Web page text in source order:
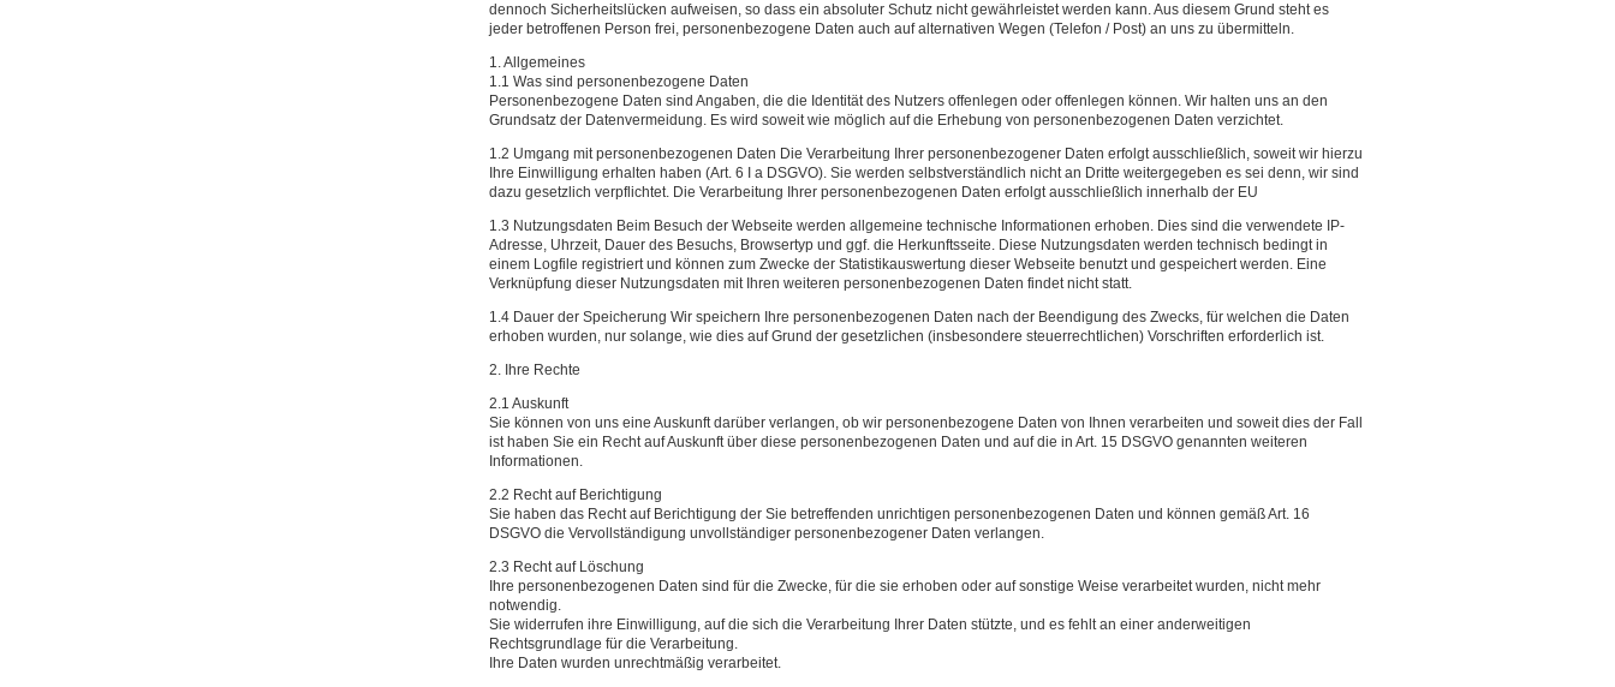
dennoch Sicherheitslücken aufweisen, so dass ein absoluter Schutz nicht gewährleistet werden kann. Aus diesem Grund steht es
jeder betroffenen Person frei, personenbezogene Daten auch auf alternativen Wegen (Telefon / Post) an uns zu übermitteln.
1. Allgemeines
1.1 Was sind personenbezogene Daten
Personenbezogene Daten sind Angaben, die die Identität des Nutzers offenlegen oder offenlegen können. Wir halten uns an den
Grundsatz der Datenvermeidung. Es wird soweit wie möglich auf die Erhebung von personenbezogenen Daten verzichtet.
1.2 Umgang mit personenbezogenen Daten Die Verarbeitung Ihrer personenbezogener Daten erfolgt ausschließlich, soweit wir hierzu
Ihre Einwilligung erhalten haben (Art. 6 I a DSGVO). Sie werden selbstverständlich nicht an Dritte weitergegeben es sei denn, wir sind
dazu gesetzlich verpflichtet. Die Verarbeitung Ihrer personenbezogenen Daten erfolgt ausschließlich innerhalb der EU
1.3 Nutzungsdaten Beim Besuch der Webseite werden allgemeine technische Informationen erhoben. Dies sind die verwendete IP-
Adresse, Uhrzeit, Dauer des Besuchs, Browsertyp und ggf. die Herkunftsseite. Diese Nutzungsdaten werden technisch bedingt in
einem Logfile registriert und können zum Zwecke der Statistikauswertung dieser Webseite benutzt und gespeichert werden. Eine
Verknüpfung dieser Nutzungsdaten mit Ihren weiteren personenbezogenen Daten findet nicht statt.
1.4 Dauer der Speicherung Wir speichern Ihre personenbezogenen Daten nach der Beendigung des Zwecks, für welchen die Daten
erhoben wurden, nur solange, wie dies auf Grund der gesetzlichen (insbesondere steuerrechtlichen) Vorschriften erforderlich ist.
2. Ihre Rechte
2.1 Auskunft
Sie können von uns eine Auskunft darüber verlangen, ob wir personenbezogene Daten von Ihnen verarbeiten und soweit dies der Fall
ist haben Sie ein Recht auf Auskunft über diese personenbezogenen Daten und auf die in Art. 15 DSGVO genannten weiteren
Informationen.
2.2 Recht auf Berichtigung
Sie haben das Recht auf Berichtigung der Sie betreffenden unrichtigen personenbezogenen Daten und können gemäß Art. 16
DSGVO die Vervollständigung unvollständiger personenbezogener Daten verlangen.
2.3 Recht auf Löschung
Ihre personenbezogenen Daten sind für die Zwecke, für die sie erhoben oder auf sonstige Weise verarbeitet wurden, nicht mehr
notwendig.
Sie widerrufen ihre Einwilligung, auf die sich die Verarbeitung Ihrer Daten stützte, und es fehlt an einer anderweitigen
Rechtsgrundlage für die Verarbeitung.
Ihre Daten wurden unrechtmäßig verarbeitet.